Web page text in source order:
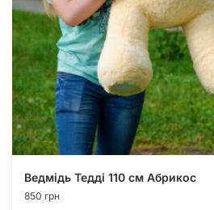
Ведмідь Тедді 110 см Абрикос
850 грн